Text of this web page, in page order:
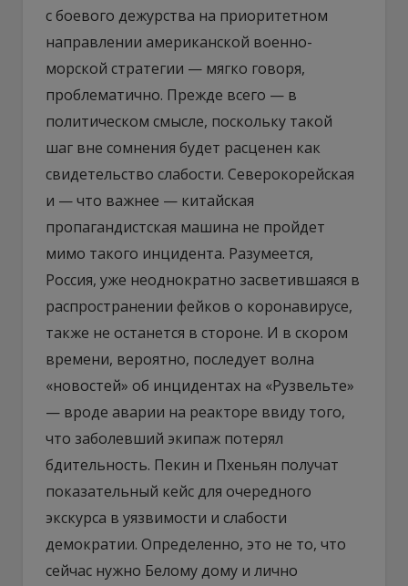
с боевого дежурства на приоритетном
направлении американской военно-
морской стратегии — мягко говоря,
проблематично. Прежде всего — в
политическом смысле, поскольку такой
шаг вне сомнения будет расценен как
свидетельство слабости. Северокорейская
и — что важнее — китайская
пропагандистская машина не пройдет
мимо такого инцидента. Разумеется,
Россия, уже неоднократно засветившаяся в
распространении фейков о коронавирусе,
также не останется в стороне. И в скором
времени, вероятно, последует волна
«новостей» об инцидентах на «Рузвельте»
— вроде аварии на реакторе ввиду того,
что заболевший экипаж потерял
бдительность. Пекин и Пхеньян получат
показательный кейс для очередного
экскурса в уязвимости и слабости
демократии. Определенно, это не то, что
сейчас нужно Белому дому и лично